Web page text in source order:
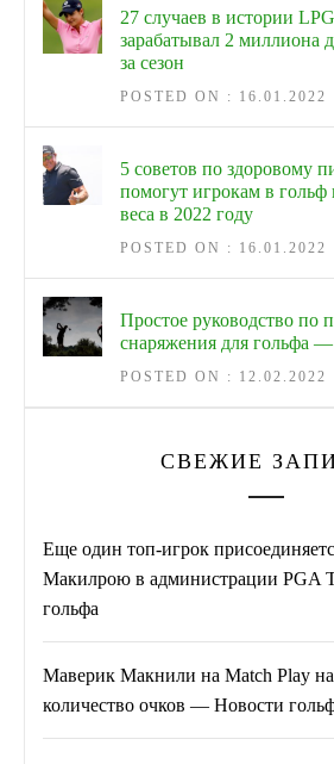
27 случаев в истории
зарабатывал 2 миллиона
за сезон
POSTED ON : 16.01.2022
5 советов по здоровому
помогут игрокам в гольф
веса в 2022 году
POSTED ON : 16.01.2022
Простое руководство по
снаряжения для гольфа
POSTED ON : 12.02.2022
СВЕЖИЕ
Еще один топ-игрок
Макилрою в администрации PGA
гольфа
Маверик Макнили на Match Play
количество очков — Новости